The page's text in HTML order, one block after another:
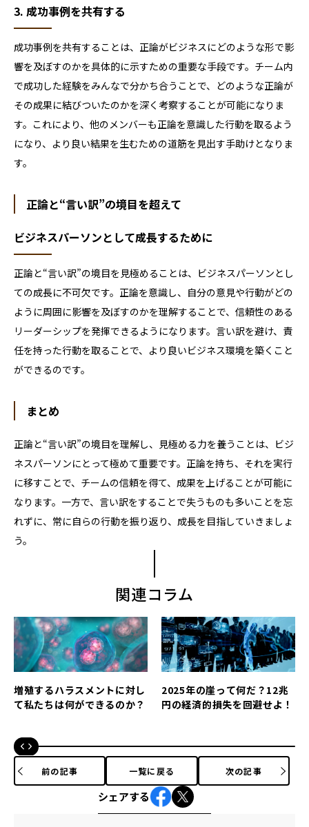
3. 成功事例を共有する
成功事例を共有することは、正論がビジネスにどのような形で影
響を及ぼすのかを具体的に示すための重要な手段です。チーム内
で成功した経験をみんなで分かち合うことで、どのような正論が
その成果に結びついたのかを深く考察することが可能になりま
す。これにより、他のメンバーも正論を意識した行動を取るよう
になり、より良い結果を生むための道筋を見出す手助けとなりま
す。
正論と“言い訳”の境目を超えて
ビジネスパーソンとして成長するために
正論と“言い訳”の境目を見極めることは、ビジネスパーソンとし
ての成長に不可欠です。正論を意識し、自分の意見や行動がどの
ように周囲に影響を及ぼすのかを理解することで、信頼性のある
リーダーシップを発揮できるようになります。言い訳を避け、責
任を持った行動を取ることで、より良いビジネス環境を築くこと
ができるのです。
まとめ
正論と“言い訳”の境目を理解し、見極める力を養うことは、ビジ
ネスパーソンにとって極めて重要です。正論を持ち、それを実行
に移すことで、チームの信頼を得て、成果を上げることが可能に
なります。一方で、言い訳をすることで失うものも多いことを忘
れずに、常に自らの行動を振り返り、成長を目指していきましょ
う。
関連コラム
増殖するハラスメントに対し
て私たちは何ができるのか？
2025年の崖って何だ？12兆
円の経済的損失を回避せよ！
前の記事 一覧に戻る 次の記事
シェアする